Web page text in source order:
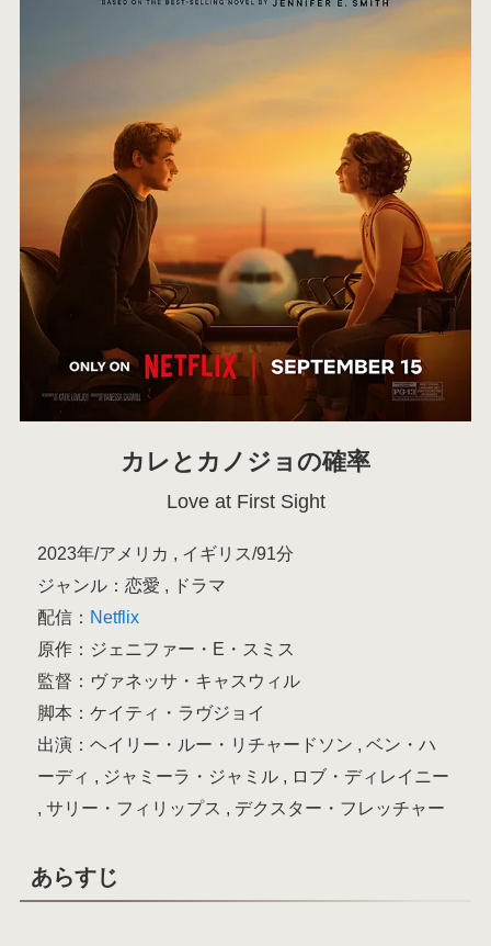
カレとカノジョの確率
Love at First Sight
2023年/アメリカ , イギリス/91分
ジャンル：恋愛 , ドラマ
配信： Netflix
原作：ジェニファー・E・スミス
監督：ヴァネッサ・キャスウィル
脚本：ケイティ・ラヴジョイ
出演：ヘイリー・ルー・リチャードソン , ベン・ハ
ーディ , ジャミーラ・ジャミル , ロブ・ディレイニー
, サリー・フィリップス , デクスター・フレッチャー
あらすじ